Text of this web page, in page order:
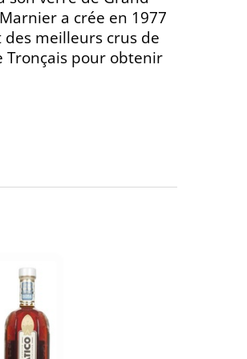
a crée en 1977
des meilleurs crus de
Tronçais pour obtenir